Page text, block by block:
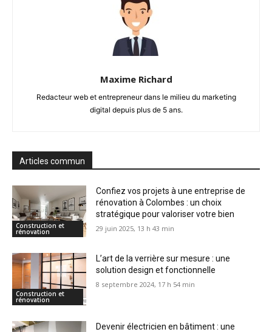
Maxime Richard
Redacteur web et entrepreneur dans le milieu du marketing
digital depuis plus de 5 ans.
Articles commun
Construction et
rénovation
Confiez vos projets à une entreprise de
rénovation à Colombes : un choix
stratégique pour valoriser votre bien
29 juin 2025, 13 h 43 min
Construction et
rénovation
L’art de la verrière sur mesure : une
solution design et fonctionnelle
8 septembre 2024, 17 h 54 min
Devenir électricien en bâtiment : une